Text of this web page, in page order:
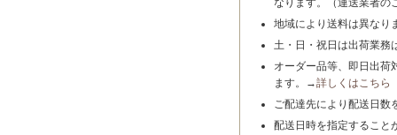
なります。（運送業者の
地域により送料は異なり
土・日・祝日は出荷業務
オーダー品等、即日出荷
ます。→詳しくはこちら
ご配達先により配送日数
配送日時を指定すること